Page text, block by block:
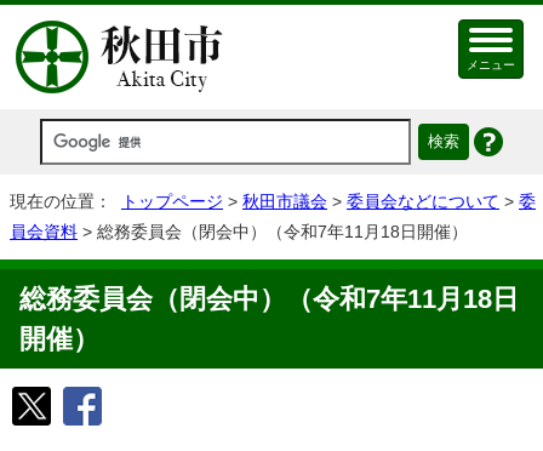
メニュー
現在の位置： トップページ > 秋田市議会 > 委員会などについて > 委
員会資料 > 総務委員会（閉会中）（令和7年11月18日開催）
総務委員会（閉会中）（令和7年11月18日
開催）